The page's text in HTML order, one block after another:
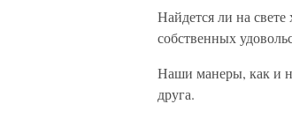
Найдется ли на свете
собственных
Наши манеры, как и
друга.